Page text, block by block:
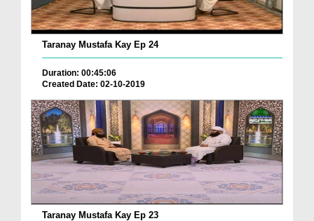
Taranay Mustafa Kay Ep 24
Duration: 00:45:06
Created Date: 02-10-2019
Taranay Mustafa Kay Ep 23